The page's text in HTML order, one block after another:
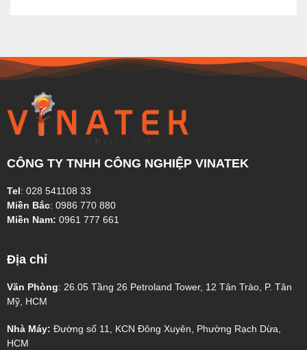
CÔNG TY TNHH CÔNG NGHIỆP VINATEK
Tel: 028 541108 33
Miền Bắc: 0986 770 880
Miền Nam: 0961 777 661
Địa chỉ
Văn Phòng: 26.05 Tầng 26 Petroland Tower, 12 Tân Trào, P. Tân
Mỹ, HCM
Nhà Máy: Đường số 11, KCN Đông Xuyên, Phường Rạch Dừa,
HCM